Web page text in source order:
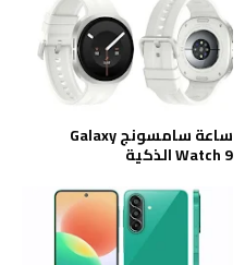
ساعة سامسونج Galaxy
Watch 9 الذكية